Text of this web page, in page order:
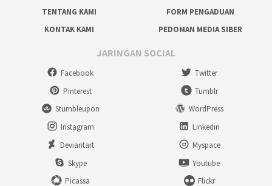
TENTANG KAMI
FORM PENGADUAN
KONTAK KAMI
PEDOMAN MEDIA SIBER
JARINGAN SOCIAL
Facebook
Twitter
Pinterest
Tumblr
Stumbleupon
WordPress
Instagram
Linkedin
Deviantart
Myspace
Skype
Youtube
Picassa
Flickr